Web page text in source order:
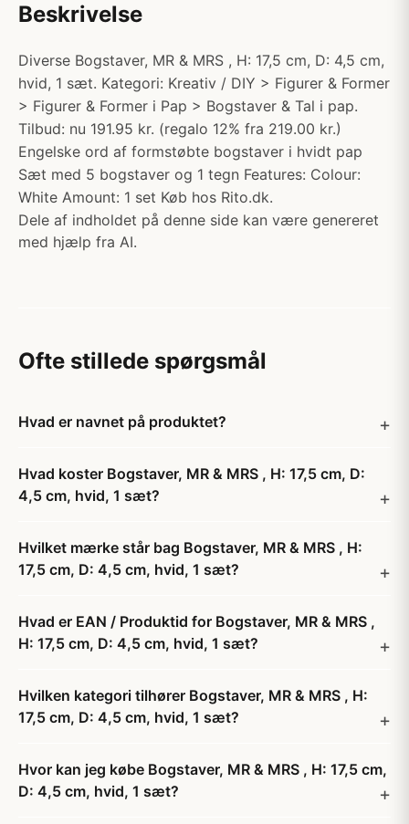
Beskrivelse
Diverse Bogstaver, MR & MRS , H: 17,5 cm, D: 4,5 cm,
hvid, 1 sæt. Kategori: Kreativ / DIY > Figurer & Former
> Figurer & Former i Pap > Bogstaver & Tal i pap.
Tilbud: nu 191.95 kr. (regalo 12% fra 219.00 kr.)
Engelske ord af formstøbte bogstaver i hvidt pap
Sæt med 5 bogstaver og 1 tegn Features: Colour:
White Amount: 1 set Køb hos Rito.dk.
Dele af indholdet på denne side kan være genereret
med hjælp fra AI.
Ofte stillede spørgsmål
Hvad er navnet på produktet?
Hvad koster Bogstaver, MR & MRS , H: 17,5 cm, D:
4,5 cm, hvid, 1 sæt?
Hvilket mærke står bag Bogstaver, MR & MRS , H:
17,5 cm, D: 4,5 cm, hvid, 1 sæt?
Hvad er EAN / Produktid for Bogstaver, MR & MRS ,
H: 17,5 cm, D: 4,5 cm, hvid, 1 sæt?
Hvilken kategori tilhører Bogstaver, MR & MRS , H:
17,5 cm, D: 4,5 cm, hvid, 1 sæt?
Hvor kan jeg købe Bogstaver, MR & MRS , H: 17,5 cm,
D: 4,5 cm, hvid, 1 sæt?